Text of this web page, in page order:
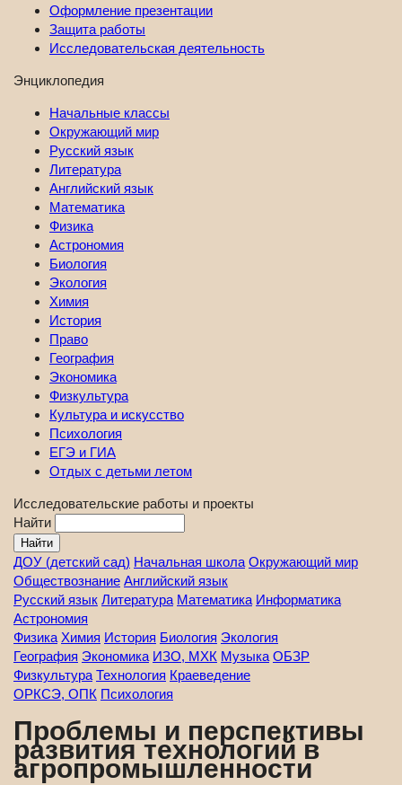
Оформление презентации
Защита работы
Исследовательская деятельность
Энциклопедия
Начальные классы
Окружающий мир
Русский язык
Литература
Английский язык
Математика
Физика
Астрономия
Биология
Экология
Химия
История
Право
География
Экономика
Физкультура
Культура и искусство
Психология
ЕГЭ и ГИА
Отдых с детьми летом
Исследовательские работы и проекты
Найти
ДОУ (детский сад) Начальная школа Окружающий мир
Обществознание Английский язык
Русский язык Литература Математика Информатика
Астрономия
Физика Химия История Биология Экология
География Экономика ИЗО, МХК Музыка ОБЗР
Физкультура Технология Краеведение
ОРКСЭ, ОПК Психология
Проблемы и перспективы
развития технологий в
агропромышленности